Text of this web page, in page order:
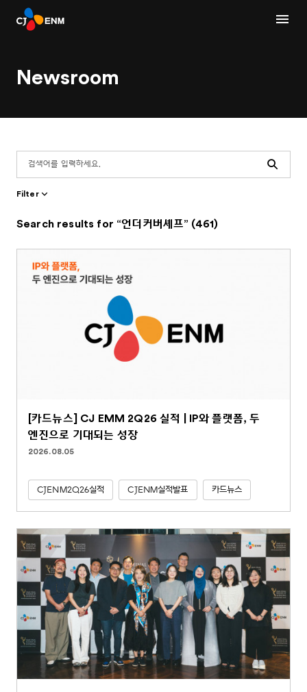
Newsroom
Search
Filter
Search results for “언더커버셰프” (461)
[카드뉴스] CJ EMM 2Q26 실적 | IP와 플랫폼, 두
엔진으로 기대되는 성장
2026.08.05
CJENM2Q26실적 CJENM실적발표 카드뉴스